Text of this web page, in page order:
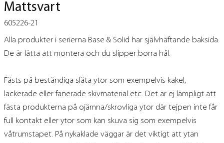
Mattsvart
605226-21
Alla produkter i serierna Base & Solid har självhäftande baksida.
De är lätta att montera och du slipper borra hål.
Fästs på beständiga släta ytor som exempelvis kakel,
lackerade eller fanerade skivmaterial etc. Det är ej lämpligt att
fästa produkterna på ojämna/skrovliga ytor där tejpen inte får
full kontakt eller ytor som kan skuva sig som exempelvis
våtrumstapet. På nykaklade väggar är det viktigt att ytan